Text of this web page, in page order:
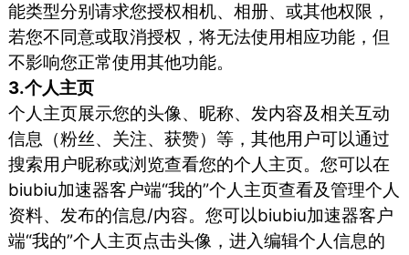
能类型分别请求您授权相机、相册、或其他权限，
若您不同意或取消授权，将无法使用相应功能，但
不影响您正常使用其他功能。
3.个人主页
个人主页展示您的头像、昵称、发内容及相关互动
信息（粉丝、关注、获赞）等，其他用户可以通过
搜索用户昵称或浏览查看您的个人主页。您可以在
biubiu加速器客户端“我的”个人主页查看及管理个人
资料、发布的信息/内容。您可以biubiu加速器客户
端“我的”个人主页点击头像，进入编辑个人信息的